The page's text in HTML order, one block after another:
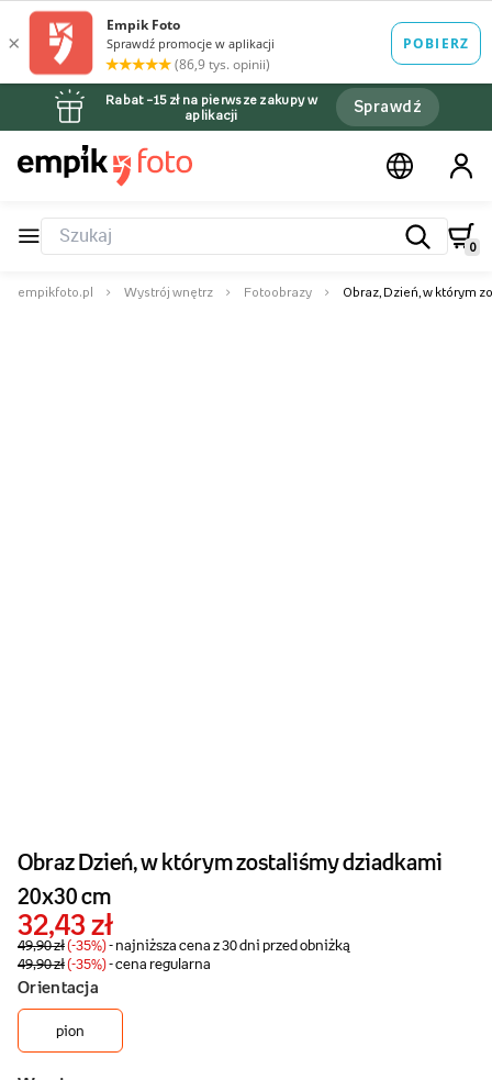
Rabat –15 zł na pierwsze zakupy w
aplikacji
Sprawdź
0
empikfoto.pl Wystrój wnętrz Fotoobrazy Obraz, Dzień, w którym